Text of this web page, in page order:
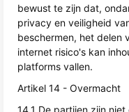
bewust te zijn dat,
privacy en veiligheid
beschermen, het delen
internet risico's kan
platforms vallen.
Artikel 14 - Overmacht
14.1 De partijen zijn